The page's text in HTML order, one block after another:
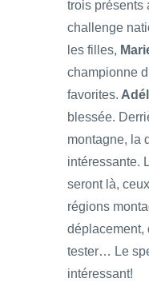
trois présents
challenge
les filles,
championne
favorites.
blessée.
montagne, la
intéressante.
seront là,
régions
déplacement,
tester… Le
intéressant!